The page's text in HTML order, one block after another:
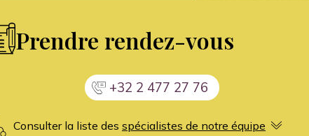
Prendre rendez-vous
+32 2 477 27 76
Consulter la liste des spécialistes de notre équipe